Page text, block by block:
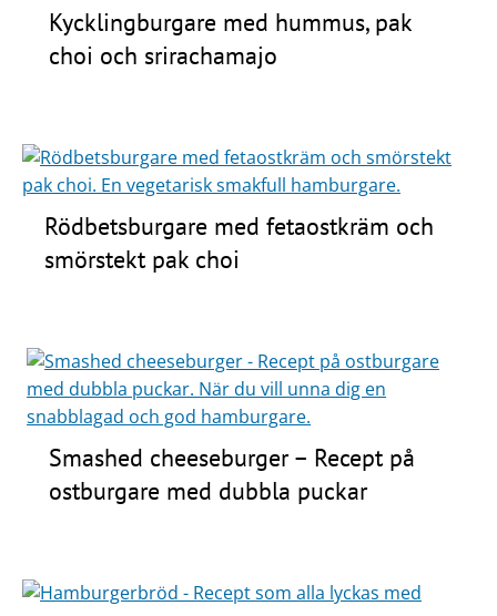
Kycklingburgare med hummus, pak
choi och srirachamajo
Rödbetsburgare med fetaostkräm och
smörstekt pak choi
Smashed cheeseburger – Recept på
ostburgare med dubbla puckar